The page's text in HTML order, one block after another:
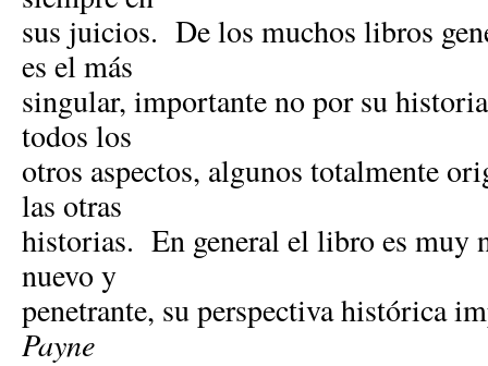
sus juicios. De los muchos libros
es el más
singular, importante no por su
todos los
otros aspectos, algunos totalmente
las otras
historias. En general el libro es muy
nuevo y
penetrante, su perspectiva histórica
Payne